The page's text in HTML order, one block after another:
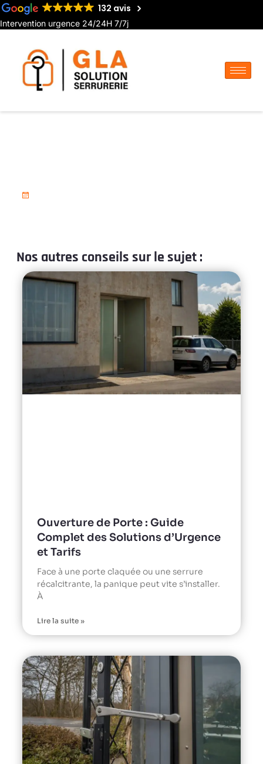
132 avis
Intervention urgence 24/24H 7/7j
Nos autres conseils sur le sujet :
Ouverture de Porte : Guide
Complet des Solutions d’Urgence
et Tarifs
Face à une porte claquée ou une serrure
récalcitrante, la panique peut vite s’installer.
À
Lire la suite »